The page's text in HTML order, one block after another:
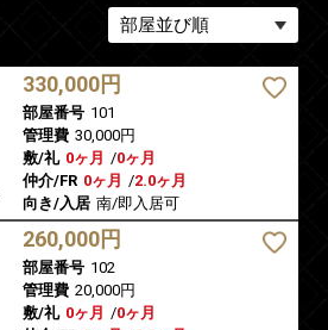
330,000円
部屋番号 101
管理費 30,000円
敷/礼 0ヶ月 /0ヶ月
仲介/FR 0ヶ月 /2.0ヶ月
向き/入居 南/即入居可
260,000円
部屋番号 102
管理費 20,000円
敷/礼 0ヶ月 /0ヶ月